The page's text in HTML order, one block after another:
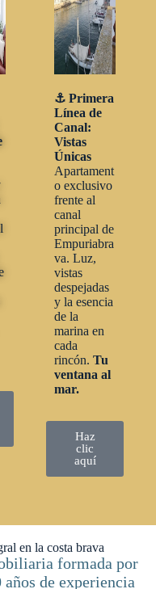
⚓ Primera
Línea de
Canal:
Vistas
Únicas
Apartament
o exclusivo
frente al
canal
principal de
Empuriabra
va. Luz,
vistas
despejadas
y la esencia
de la
marina en
cada
rincón. Tu
ventana al
mar.
Haz
clic
aquí
en la costa brava
formada por
de experiencia